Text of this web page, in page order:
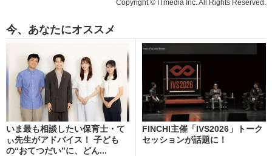
Copyright © ITmedia Inc. All Rights Reserved.
今、あなたにオススメ
いま最も相談したい保育士・て
ぃ先生がアドバイス！ 子ども
の“おてつだい”に、どん...
FINCHI主催「IVS2026」トーク
セッションが話題に！